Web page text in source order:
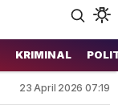
KRIMINAL
23 April 2026 07:19